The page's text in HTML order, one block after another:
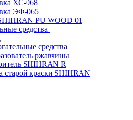
ХС-068
ЭФ-065
PU WOOD 01
средства
средства
ржавчины
SHIHRAN R
старой краски SHIHRAN